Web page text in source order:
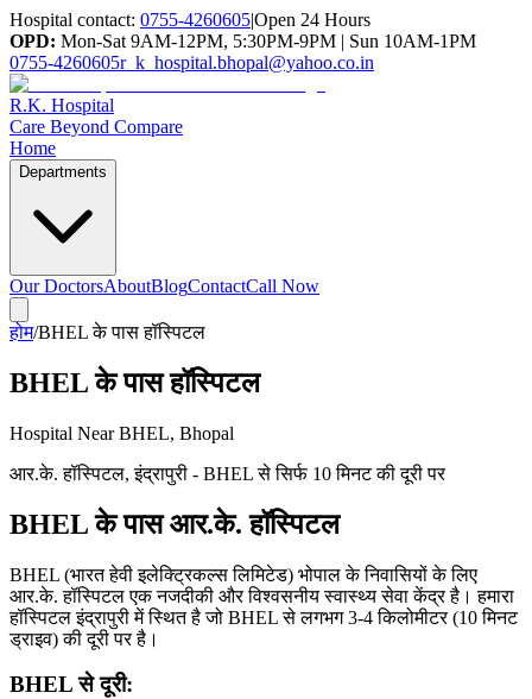
Hospital contact: 0755-4260605|Open 24 Hours
OPD: Mon-Sat 9AM-12PM, 5:30PM-9PM | Sun 10AM-1PM
0755-4260605r_k_hospital.bhopal@yahoo.co.in
R.K. Hospital
Care Beyond Compare
Home
Departments
Our DoctorsAboutBlogContactCall Now
होम/BHEL के पास हॉस्पिटल
BHEL के पास हॉस्पिटल
Hospital Near BHEL, Bhopal
आर.के. हॉस्पिटल, इंद्रापुरी - BHEL से सिर्फ 10 मिनट की दूरी पर
BHEL के पास आर.के. हॉस्पिटल
BHEL (भारत हेवी इलेक्ट्रिकल्स लिमिटेड) भोपाल के निवासियों के लिए
आर.के. हॉस्पिटल एक नजदीकी और विश्वसनीय स्वास्थ्य सेवा केंद्र है। हमारा
हॉस्पिटल इंद्रापुरी में स्थित है जो BHEL से लगभग 3-4 किलोमीटर (10 मिनट
ड्राइव) की दूरी पर है।
BHEL से दूरी: